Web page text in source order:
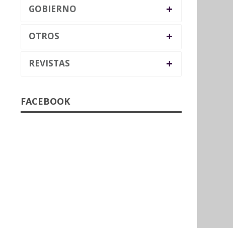
GOBIERNO +
OTROS +
REVISTAS +
FACEBOOK